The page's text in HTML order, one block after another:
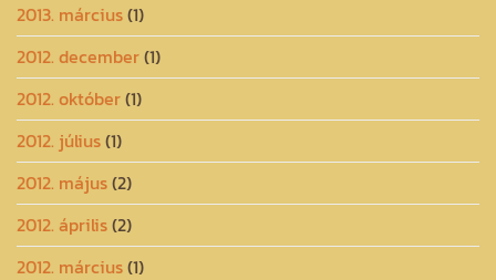
2013. március(1)
2012. december(1)
2012. október(1)
2012. július(1)
2012. május(2)
2012. április(2)
2012. március(1)